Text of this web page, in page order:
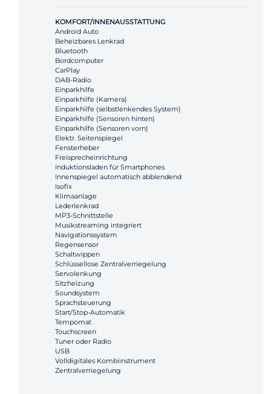
KOMFORT/INNENAUSSTATTUNG
Android Auto
Beheizbares Lenkrad
Bluetooth
Bordcomputer
CarPlay
DAB-Radio
Einparkhilfe
Einparkhilfe (Kamera)
Einparkhilfe (selbstlenkendes System)
Einparkhilfe (Sensoren hinten)
Einparkhilfe (Sensoren vorn)
Elektr. Seitenspiegel
Fensterheber
Freisprecheinrichtung
Induktionsladen für Smartphones
Innenspiegel automatisch abblendend
Isofix
Klimaanlage
Lederlenkrad
MP3-Schnittstelle
Musikstreaming integriert
Navigationssystem
Regensensor
Schaltwippen
Schlüssellose Zentralverriegelung
Servolenkung
Sitzheizung
Soundsystem
Sprachsteuerung
Start/Stop-Automatik
Tempomat
Touchscreen
Tuner oder Radio
USB
Volldigitales Kombiinstrument
Zentralverriegelung